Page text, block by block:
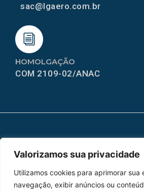
Valorizamos sua privacidade
Utilizamos cookies para aprimorar sua
navegação, exibir anúncios ou
HOMOLGAÇÃO
COM 2109-02/ANAC
sac@lgaero.com.br
Home